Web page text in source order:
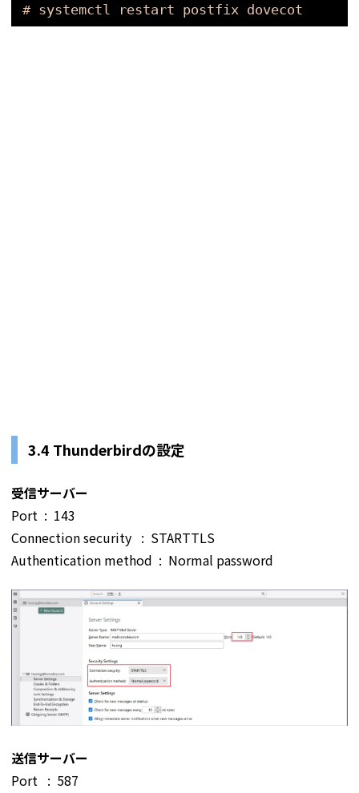
# systemctl restart postfix dovecot
3.4 Thunderbirdの設定
受信サーバー
Port : 143
Connection security : STARTTLS
Authentication method : Normal password
送信サーバー
Port : 587